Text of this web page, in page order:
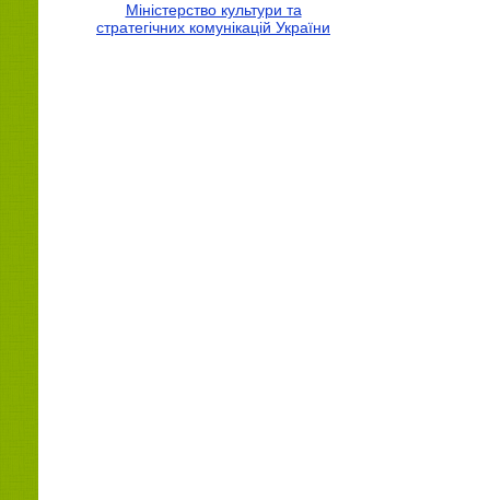
Міністерство культури та
стратегічних комунікацій України